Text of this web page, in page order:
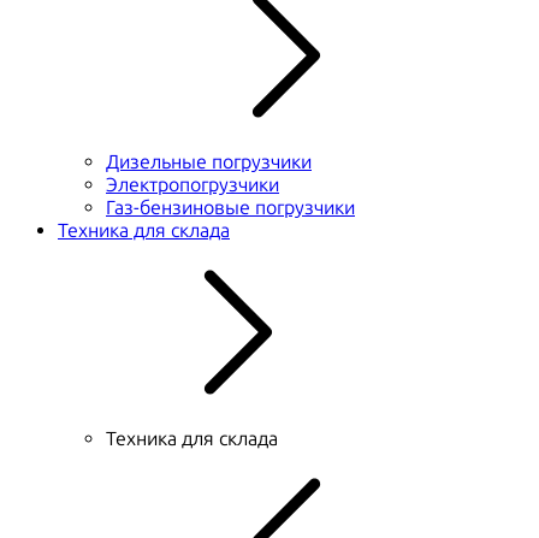
Дизельные погрузчики
Электропогрузчики
Газ-бензиновые погрузчики
Техника для склада
Техника для склада